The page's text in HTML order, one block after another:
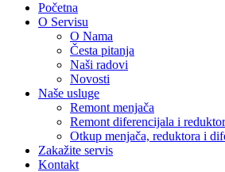
Početna
O Servisu
O Nama
Česta pitanja
Naši radovi
Novosti
Naše usluge
Remont menjača
Remont diferencijala i
Otkup menjača, reduktora i
Zakažite servis
Kontakt